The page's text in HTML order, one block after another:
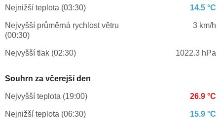
Nejnižší teplota (03:30) 14.5 °C
Nejvyšší průměrná rychlost větru
(00:30)
3 km/h
Nejvyšší tlak (02:30) 1022.3 hPa
Souhrn za včerejší den
Nejvyšší teplota (19:00) 26.9 °C
Nejnižší teplota (06:30) 15.9 °C